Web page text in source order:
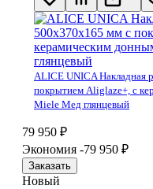
ALICE UNICA Накладная
покрытием Aliglaze+, с
Miele Мед глянцевый
79 950 ₽
Экономия -79 950 ₽
Заказать
Новый